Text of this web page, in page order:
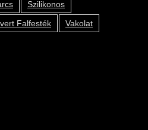
Szilikonos
Falfesték Vakolat